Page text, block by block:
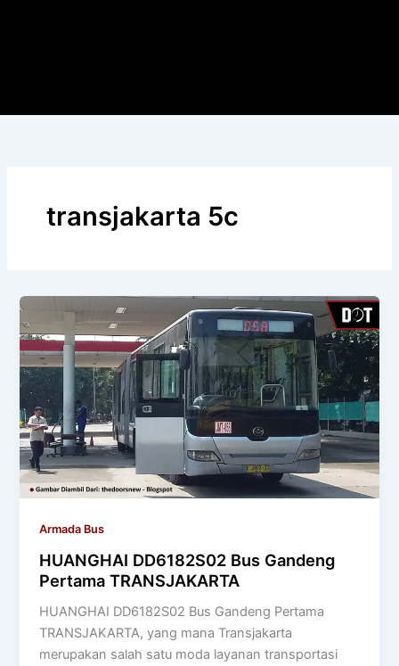
transjakarta 5c
Armada Bus
HUANGHAI DD6182S02 Bus Gandeng
Pertama TRANSJAKARTA
HUANGHAI DD6182S02 Bus Gandeng Pertama
TRANSJAKARTA, yang mana Transjakarta
merupakan salah satu moda layanan transportasi